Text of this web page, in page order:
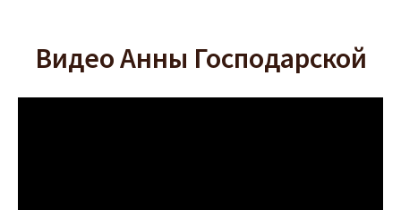
Видео Анны Господарской